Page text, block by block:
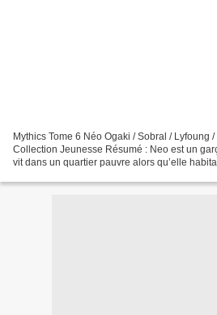
Mythics Tome 6 Néo Ogaki / Sobral / Lyfoung
Collection Jeunesse Résumé : Neo est un
vit dans un quartier pauvre alors qu’elle